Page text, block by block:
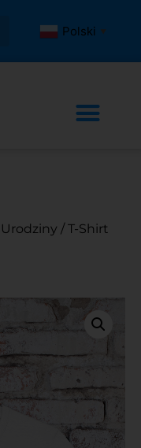
Polski ▼
Urodziny / T-Shirt